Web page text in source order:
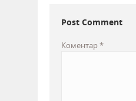
Post Comment
Коментар*